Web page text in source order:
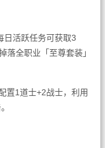
日活跃任务可获取3
落全职业「至尊套装」
置1道士+2战士，利用